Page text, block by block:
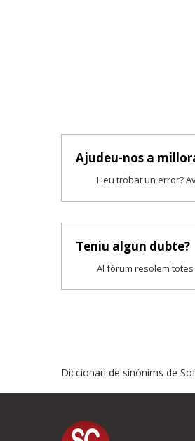
Ajudeu-nos a
Heu trobat un error?
Teniu algun dubte?
Al fòrum resolem
Proposeu-
Diccionari de sinònims de